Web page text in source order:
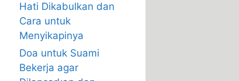
Hati Dikabulkan dan
Cara untuk
Menyikapinya
Doa untuk Suami
Bekerja agar